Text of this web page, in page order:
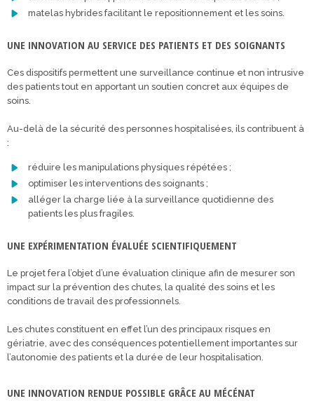
matelas hybrides facilitant le repositionnement et les soins.
UNE INNOVATION AU SERVICE DES PATIENTS ET DES SOIGNANTS
Ces dispositifs permettent une surveillance continue et non intrusive
des patients tout en apportant un soutien concret aux équipes de
soins.
Au-delà de la sécurité des personnes hospitalisées, ils contribuent à
:
réduire les manipulations physiques répétées ;
optimiser les interventions des soignants ;
alléger la charge liée à la surveillance quotidienne des
patients les plus fragiles.
UNE EXPÉRIMENTATION ÉVALUÉE SCIENTIFIQUEMENT
Le projet fera l’objet d’une évaluation clinique afin de mesurer son
impact sur la prévention des chutes, la qualité des soins et les
conditions de travail des professionnels.
Les chutes constituent en effet l’un des principaux risques en
gériatrie, avec des conséquences potentiellement importantes sur
l’autonomie des patients et la durée de leur hospitalisation.
UNE INNOVATION RENDUE POSSIBLE GRÂCE AU MÉCÉNAT